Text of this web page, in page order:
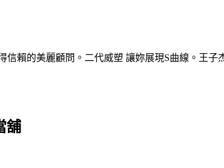
賴的美麗顧問。二代威塑 讓妳展現S曲線。王
舖